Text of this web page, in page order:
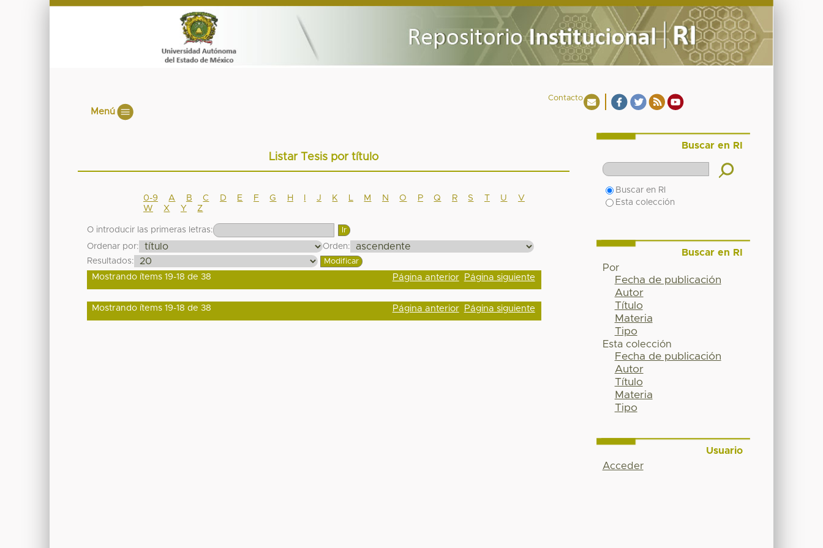
Contacto
Menú
Listar Tesis por título
0-9 A B C D E F G H J K M N O P Q R S T U
V
W
X Y Z
O introducir las primeras letras:
Ordenar por:
Orden:
Resultados:
Mostrando ítems 19-18 de 38
Página anterior Página siguiente
Mostrando ítems 19-18 de 38 Página anterior Página siguiente
Buscar en RI
Buscar en RI
Esta colección
Buscar en RI
Por
Fecha de publicación
Autor
Título
Materia
Tipo
Esta colección
Fecha de publicación
Autor
Título
Materia
Tipo
Usuario
Acceder